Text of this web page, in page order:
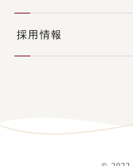
採用情報